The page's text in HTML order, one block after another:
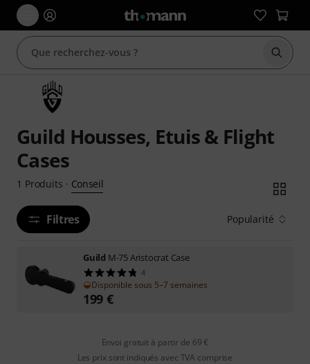
Guild Housses, Etuis & Flight
Cases
1 Produits · Conseil
Filtres Popularité
Guild M-75 Aristocrat Case
4
Disponible sous 5–7 semaines
199 €
Envoi gratuit à partir de 69 €
Les prix sont indiqués avec TVA comprise